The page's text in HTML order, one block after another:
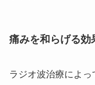
痛みを和らげる効
ラジオ波治療によ